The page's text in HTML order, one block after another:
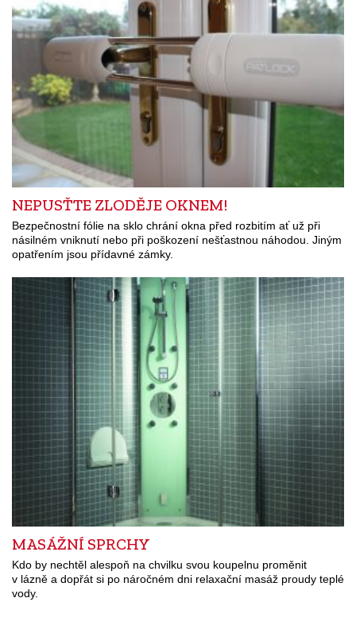
NEPUSŤTE ZLODĚJE OKNEM!
Bezpečnostní fólie na sklo chrání okna před rozbitím ať už při
násilném vniknutí nebo při poškození nešťastnou náhodou. Jiným
opatřením jsou přídavné zámky.
MASÁŽNÍ SPRCHY
Kdo by nechtěl alespoň na chvilku svou koupelnu proměnit
v lázně a dopřát si po náročném dni relaxační masáž proudy teplé
vody.